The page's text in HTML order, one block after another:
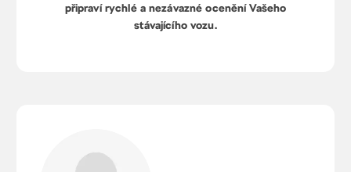
připraví rychlé a nezávazné ocenění Vašeho
stávajícího vozu.